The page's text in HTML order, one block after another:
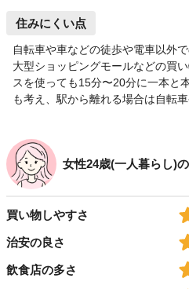
住みにくい点
自転車や車などの徒歩や電車以外
大型ショッピングモールなどの買
スを使っても15分〜20分に一本と
も考え、駅から離れる場合は自転車
女性24歳(一人暮らし)
買い物しやすさ
治安の良さ
飲食店の多さ